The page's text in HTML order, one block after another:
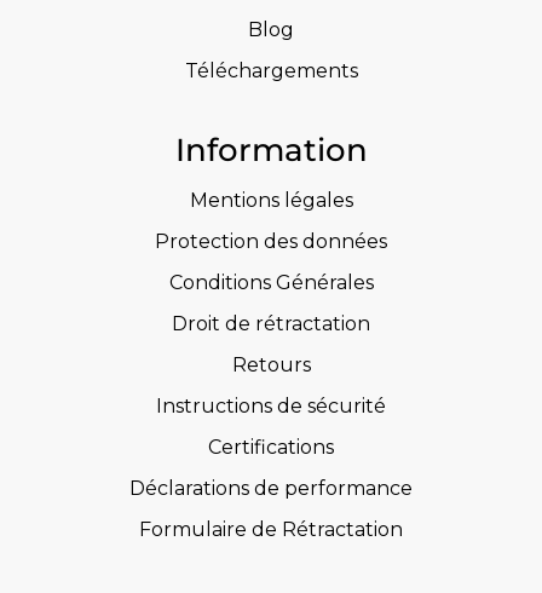
Blog
Téléchargements
Information
Mentions légales
Protection des données
Conditions Générales
Droit de rétractation
Retours
Instructions de sécurité
Certifications
Déclarations de performance
Formulaire de Rétractation